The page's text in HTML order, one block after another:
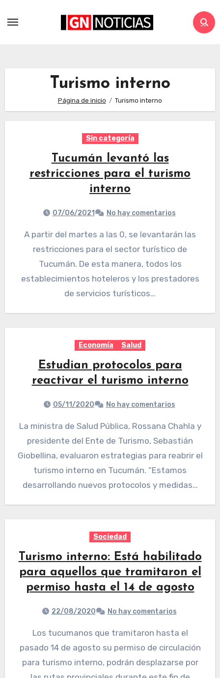
Turismo interno
Página de inicio Turismo interno
Sin categoría
Tucumán levantó las
restricciones para el turismo
interno
07/06/2021 No hay comentarios
A partir del martes a las 0, se levantarán las
restricciones para el sector turístico de
Tucumán. De esta manera, todos los
establecimientos hoteleros y los prestadores
de servicios turísticos…
Economía Salud
Estudian protocolos para
reactivar el turismo interno
05/11/2020 No hay comentarios
La ministra de Salud Pública, Rossana Chahla y
presidente del Ente de Turismo, Sebastián
Giobellina, evaluaron estrategias para reabrir el
turismo interno en Tucumán. “Estamos
desarrollando nuevos protocolos y medidas…
Sociedad
Turismo interno: Está habilitado
para aquellos que tramitaron el
permiso hasta el 14 de agosto
22/08/2020 No hay comentarios
Los tucumanos que tramitaron hasta el
pasado 14 de agosto su permiso de circulación
para turismo interno, podrán desplazarse por